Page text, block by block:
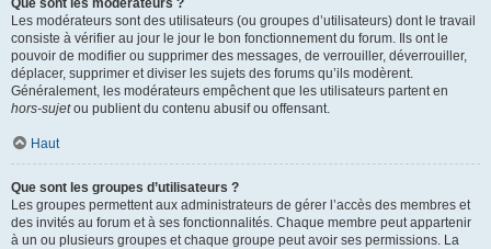
Que sont les modérateurs ?
Les modérateurs sont des utilisateurs (ou groupes d’utilisateurs) dont le travail
consiste à vérifier au jour le jour le bon fonctionnement du forum. Ils ont le
pouvoir de modifier ou supprimer des messages, de verrouiller, déverrouiller,
déplacer, supprimer et diviser les sujets des forums qu’ils modèrent.
Généralement, les modérateurs empêchent que les utilisateurs partent en
hors-sujetou publient du contenu abusif ou offensant.
Haut
Que sont les groupes d’utilisateurs ?
Les groupes permettent aux administrateurs de gérer l’accès des membres et
des invités au forum et à ses fonctionnalités. Chaque membre peut appartenir
à un ou plusieurs groupes et chaque groupe peut avoir ses permissions. La